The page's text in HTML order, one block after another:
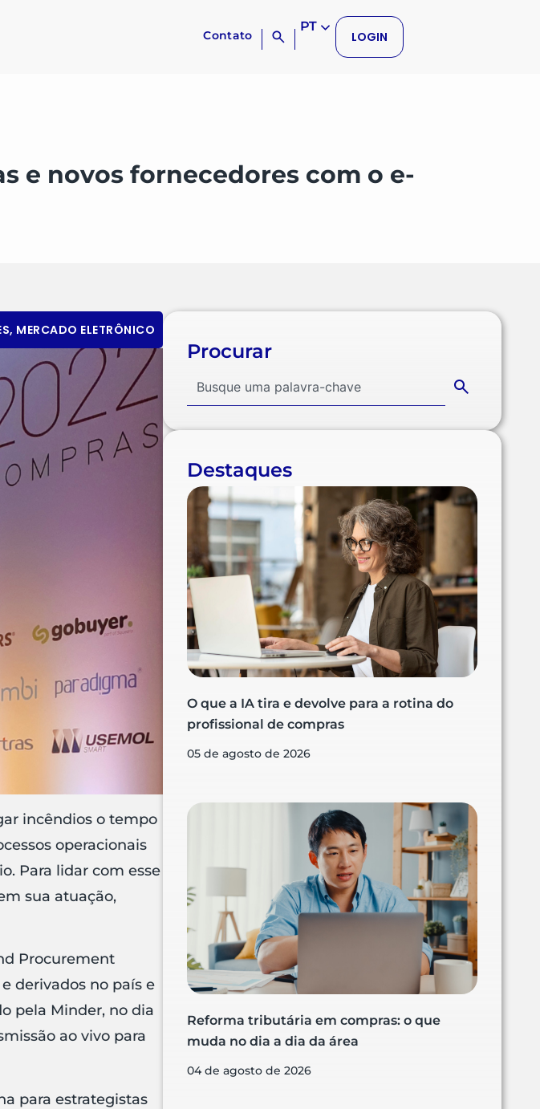
Contato
PT
LOGIN
e novos fornecedores com o e-
, MERCADO ELETRÔNICO
incêndios o tempo
operacionais
Para lidar com esse
sua atuação,
Procurement
derivados no país e
pela Minder, no dia
ao vivo para
para estrategistas
Procurar
Destaques
O que a IA tira e devolve para a rotina do
profissional de compras
05 de agosto de 2026
Reforma tributária em compras: o que
muda no dia a dia da área
04 de agosto de 2026